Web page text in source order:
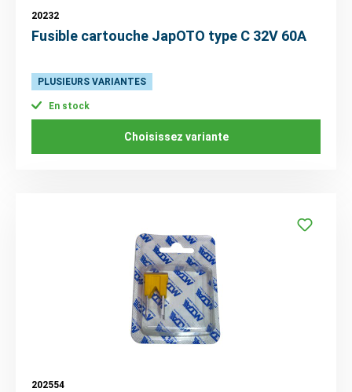
20232
Fusible cartouche JapOTO type C 32V 60A
PLUSIEURS VARIANTES
En stock
Choisissez variante
202554